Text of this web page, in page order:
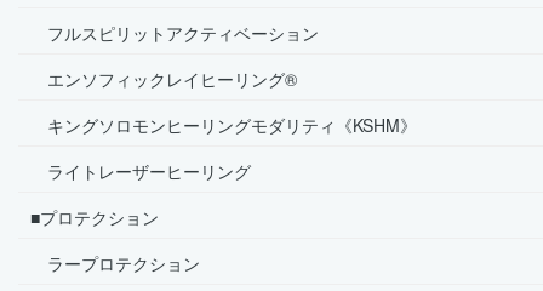
フルスピリットアクティベーション
エンソフィックレイヒーリング®
キングソロモンヒーリングモダリティ《KSHM》
ライトレーザーヒーリング
■プロテクション
ラープロテクション